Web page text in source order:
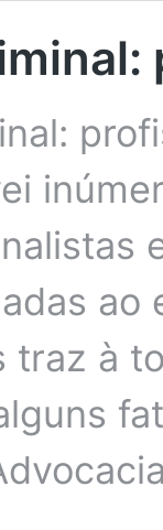
ao
traz à